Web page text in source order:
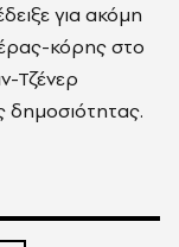
για ακόμη
κόρης στο
Τζένερ
δημοσιότητας.